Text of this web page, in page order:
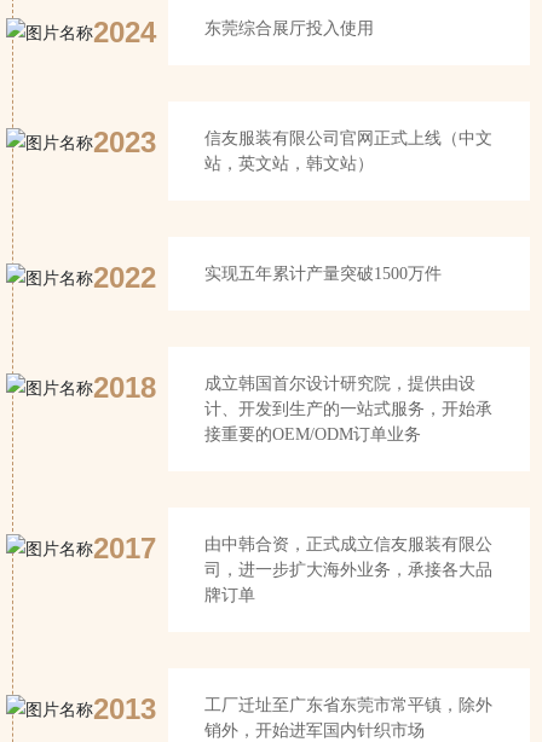
2024 东莞综合展厅投入使用
2023
信友服装有限公司官网正式上线（中文
站，英文站，韩文站）
2022 实现五年累计产量突破1500万件
2018
成立韩国首尔设计研究院，提供由设
计、开发到生产的一站式服务，开始承
接重要的OEM/ODM订单业务
2017
由中韩合资，正式成立信友服装有限公
司，进一步扩大海外业务，承接各大品
牌订单
2013
工厂迁址至广东省东莞市常平镇，除外
销外，开始进军国内针织市场